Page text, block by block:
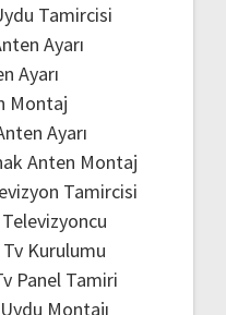
Tamircisi
Ayarı
Ayarı
Montaj
Ayarı
Anten Montaj
Tamircisi
Kurulumu
Panel Tamiri
Montajı